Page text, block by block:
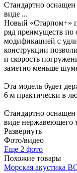
Стандартно оснащен
виде ...
Новый «Старпом+»
ряд преимуществ по
модификацией с
конструкции
и скорость
заметно меньше
Эта модель будет
6 м практически в
Стандартно оснащен
виде нержавеющего
Развернуть
Фото/видео
Еще 2 фото
Похожие товары
Морская акустика